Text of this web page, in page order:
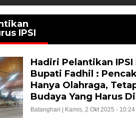
IPSI
Hadiri Pelantikan
Bupati Fadhil :
Hanya Olahraga,
Budaya Yang Harus
Batanghari | Kamis, 2 Okt 2025 - 10:24